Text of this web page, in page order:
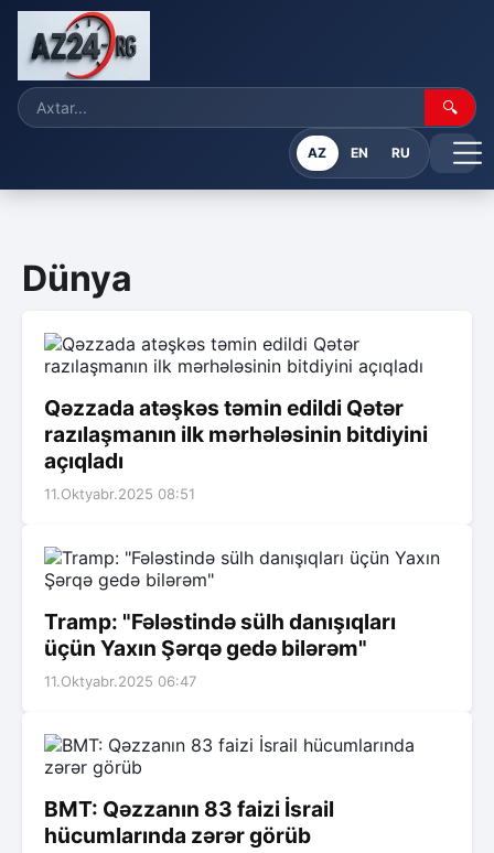
🔍
AZ EN RU
Dünya
Qəzzada atəşkəs təmin edildi Qətər
razılaşmanın ilk mərhələsinin bitdiyini
açıqladı
11.Oktyabr.2025 08:51
Tramp: "Fələstində sülh danışıqları
üçün Yaxın Şərqə gedə bilərəm"
11.Oktyabr.2025 06:47
BMT: Qəzzanın 83 faizi İsrail
hücumlarında zərər görüb